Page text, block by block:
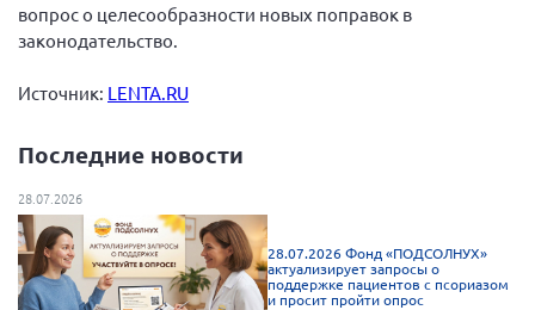
вопрос о целесообразности новых поправок в
законодательство.
Источник: LENTA.RU
Последние новости
28.07.2026
28.07.2026 Фонд «ПОДСОЛНУХ»
актуализирует запросы о
поддержке пациентов с псориазом
и просит пройти опрос